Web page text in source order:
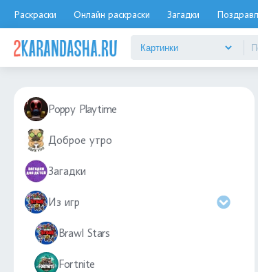
Раскраски Онлайн раскраски Загадки
Poppy Playtime
Доброе утро
Загадки
Из игр
Brawl Stars
Fortnite